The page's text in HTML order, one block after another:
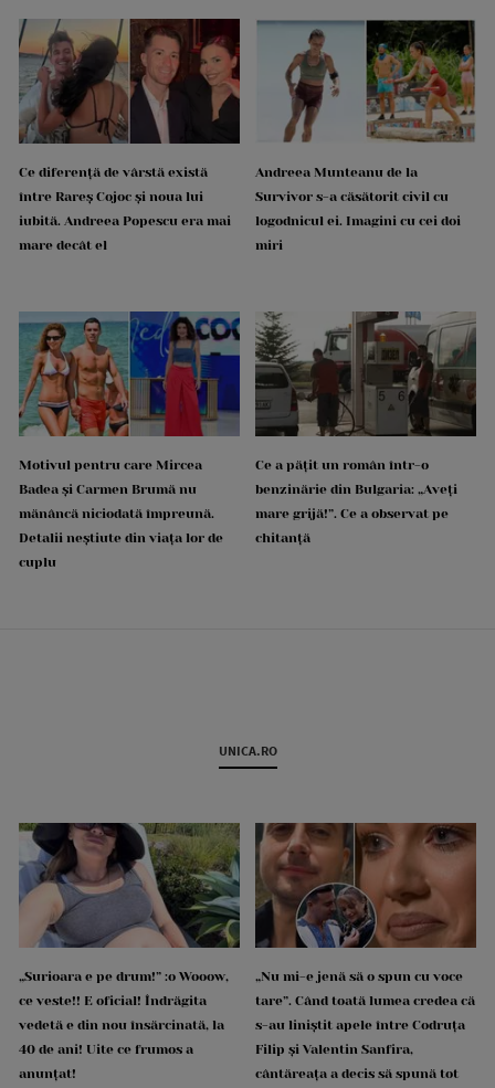
Ce diferență de vârstă există
între Rareș Cojoc și noua lui
iubită. Andreea Popescu era mai
mare decât el
Andreea Munteanu de la
Survivor s-a căsătorit civil cu
logodnicul ei. Imagini cu cei doi
miri
Motivul pentru care Mircea
Badea și Carmen Brumă nu
mănâncă niciodată împreună.
Detalii neștiute din viața lor de
cuplu
Ce a pățit un român într-o
benzinărie din Bulgaria: „Aveți
mare grijă!”. Ce a observat pe
chitanță
UNICA.RO
„Surioara e pe drum!” :o Wooow,
ce veste!! E oficial! Îndrăgita
vedetă e din nou însărcinată, la
40 de ani! Uite ce frumos a
anunțat!
„Nu mi-e jenă să o spun cu voce
tare”. Când toată lumea credea că
s-au liniștit apele între Codruța
Filip și Valentin Sanfira,
cântăreața a decis să spună tot